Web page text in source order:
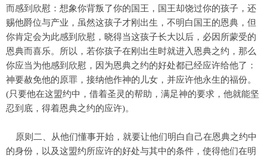
而感到欣慰：想象你背叛了你的国王，国王却饶过你的孩子，还
赐他爵位与产业，虽然这孩子才刚出生，不明白国王的恩典，但
你肯定会为此感到欣慰，晓得当这孩子长大以后，必因所蒙受的
恩典而喜乐。所以，若你孩子在刚出生时就进入恩典之约，那么
你应当为他感到欣慰，因为恩典之约的好处都已经应许给他了：
神要赦免他的原罪，接纳他作神的儿女，并应许他永生的福份。
(只要他在这盟约中，借着圣灵的帮助，满足神的要求，他就能坚
忍到底，得着恩典之约的应许)。
原则二、从他们懂事开始，就要让他们明白自己在恩典之约中
的身份，以及这盟约所应许的好处与其中的条件，使得他们在明